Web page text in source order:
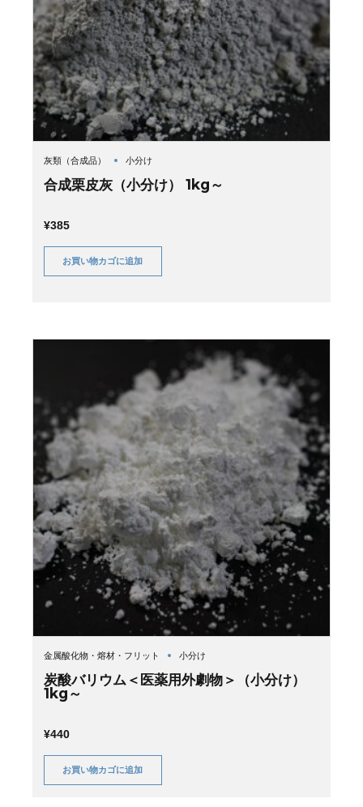
灰類（合成品） 小分け
合成栗皮灰（小分け） 1kg～
¥385
お買い物カゴに追加
金属酸化物・熔材・フリット 小分け
炭酸バリウム＜医薬用外劇物＞（小分け）
1kg～
¥440
お買い物カゴに追加